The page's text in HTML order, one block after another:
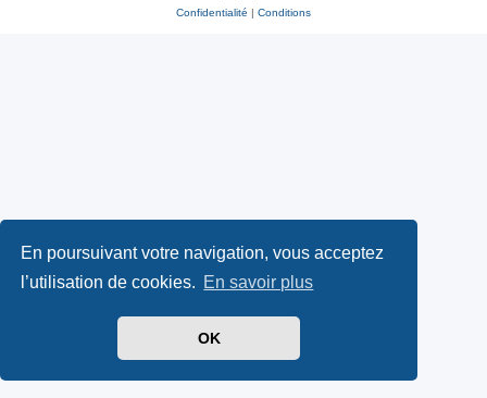
En poursuivant votre navigation, vous acceptez
l’utilisation de cookies. En savoir plus
OK
Confidentialité | Conditions